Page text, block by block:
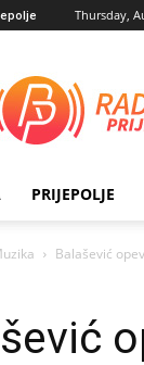
Thursday,
PRIJEPOLJE
Balašević